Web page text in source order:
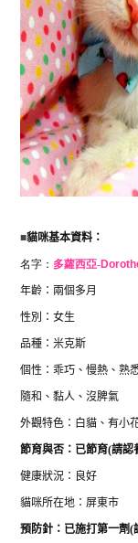
■貓咪基本資料：
名字： 多蘿西亞-
年齡：兩個多月
性別：女生
品種：米克斯
個性：乖巧、慢熱、熟
隨和、黏人、沒脾氣
外觀特色：白貓、有小
節育與否：已節育(請認
健康狀況：良好
貓咪所在地：屏東市
預防針：已施打第一劑(